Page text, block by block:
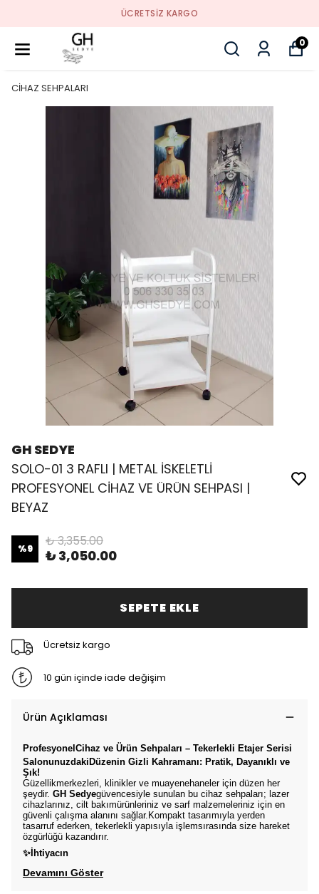
ÜCRETSIZ KARGO
0
CİHAZ SEHPALARI
GH SEDYE
SOLO-01 3 RAFLI | METAL İSKELETLİ
PROFESYONEL CİHAZ VE ÜRÜN SEHPASI |
BEYAZ
%9 ₺ 3,355.00
₺ 3,050.00
SEPETE EKLE
Ücretsiz kargo
10 gün içinde iade değişim
Ürün Açıklaması
ProfesyonelCihaz ve Ürün Sehpaları – Tekerlekli Etajer Serisi
SalonunuzdakiDüzenin Gizli Kahramanı: Pratik, Dayanıklı ve
Şık!
Güzellikmerkezleri, klinikler ve muayenehaneler için düzen her
şeydir. GH Sedyegüvencesiyle sunulan bu cihaz sehpaları; lazer
cihazlarınız, cilt bakımürünleriniz ve sarf malzemeleriniz için en
güvenli çalışma alanını sağlar.Kompakt tasarımıyla yerden
tasarruf ederken, tekerlekli yapısıyla işlemsırasında size hareket
özgürlüğü kazandırır.
✨İhtiyacın
Devamını Göster